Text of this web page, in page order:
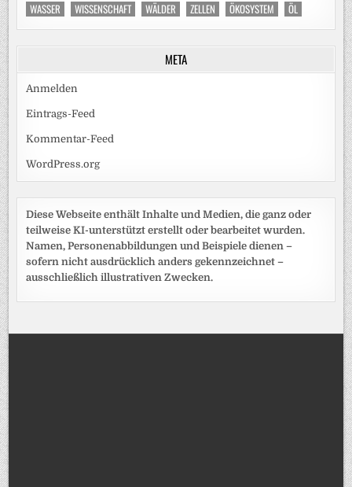
WASSER
WISSENSCHAFT WÄLDER ZELLEN ÖKOSYSTEM ÖL
META
Anmelden
Eintrags-Feed
Kommentar-Feed
WordPress.org
Diese Webseite enthält Inhalte und Medien, die ganz oder
teilweise KI-unterstützt erstellt oder bearbeitet wurden.
Namen, Personenabbildungen und Beispiele dienen –
sofern nicht ausdrücklich anders gekennzeichnet –
ausschließlich illustrativen Zwecken.